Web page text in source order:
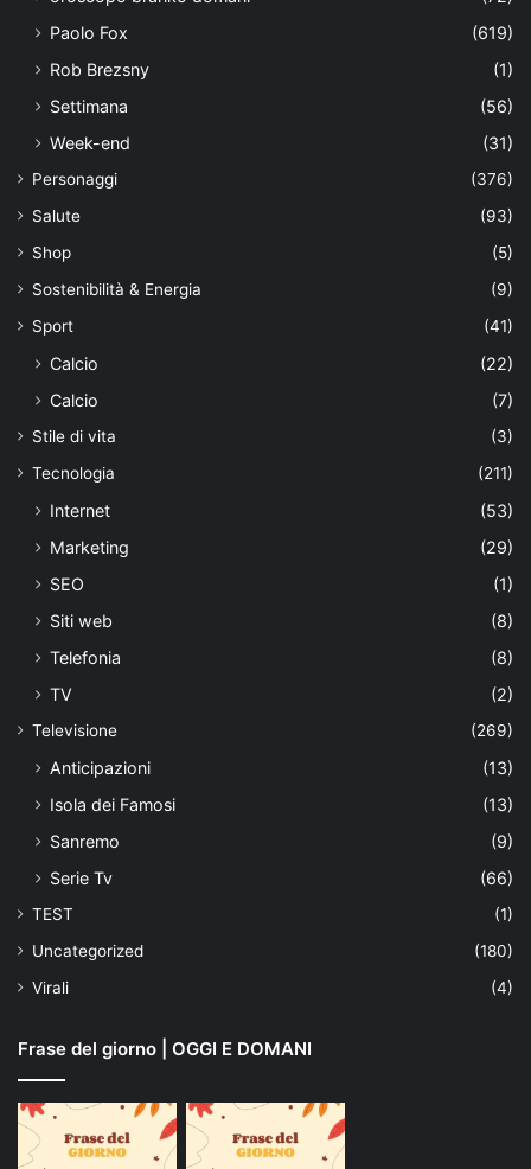
Paolo Fox
(619)
Rob Brezsny
(1)
Settimana
(56)
Week-end
(31)
Personaggi
(376)
Salute
(93)
Shop
(5)
Sostenibilità & Energia
(9)
Sport
(41)
Calcio
(22)
Calcio
(7)
Stile di vita
(3)
Tecnologia
(211)
Internet
(53)
Marketing
(29)
SEO
(1)
Siti web
(8)
Telefonia
(8)
TV
(2)
Televisione (269)
Anticipazioni
(13)
Isola dei Famosi
(13)
Sanremo
(9)
Serie Tv
(66)
TEST
(1)
Uncategorized
(180)
Virali
(4)
Frase del giorno | OGGI E DOMANI